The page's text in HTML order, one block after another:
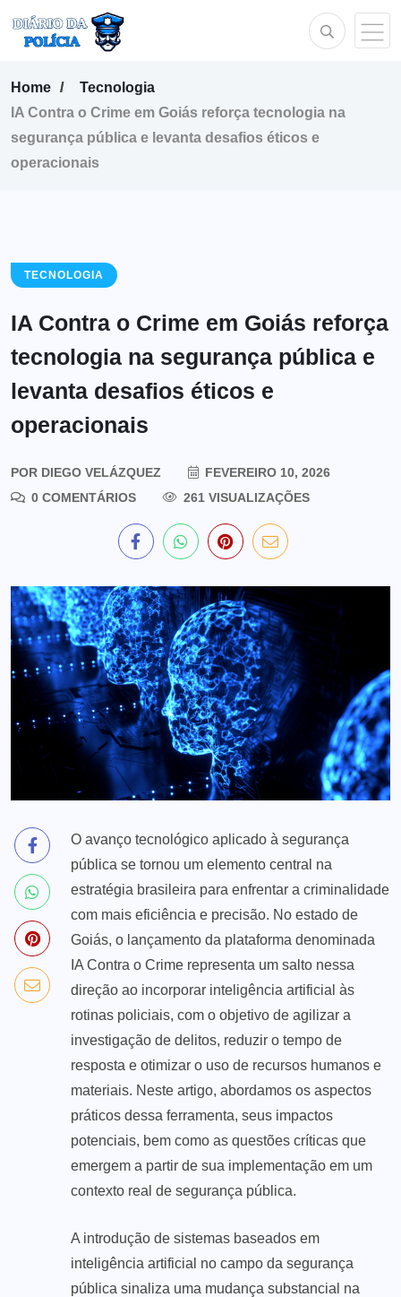
Home
Tecnologia
IA Contra o Crime em Goiás reforça tecnologia na
segurança pública e levanta desafios éticos e
operacionais
TECNOLOGIA
IA Contra o Crime em Goiás reforça
tecnologia na segurança pública e
levanta desafios éticos e
operacionais
POR DIEGO VELÁZQUEZ
FEVEREIRO 10, 2026
0 COMENTÁRIOS
261 VISUALIZAÇÕES
O avanço tecnológico aplicado à segurança
pública se tornou um elemento central na
estratégia brasileira para enfrentar a criminalidade
com mais eficiência e precisão. No estado de
Goiás, o lançamento da plataforma denominada
IA Contra o Crime representa um salto nessa
direção ao incorporar inteligência artificial às
rotinas policiais, com o objetivo de agilizar a
investigação de delitos, reduzir o tempo de
resposta e otimizar o uso de recursos humanos e
materiais. Neste artigo, abordamos os aspectos
práticos dessa ferramenta, seus impactos
potenciais, bem como as questões críticas que
emergem a partir de sua implementação em um
contexto real de segurança pública.
A introdução de sistemas baseados em
inteligência artificial no campo da segurança
pública sinaliza uma mudança substancial na